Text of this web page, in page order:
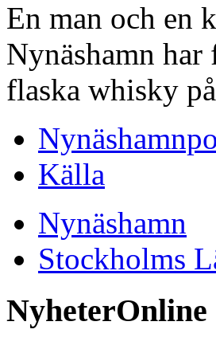
En man och en
Nynäshamn har
flaska whisky
Källa
Nynäshamn
Stockholms
NyheterOnline